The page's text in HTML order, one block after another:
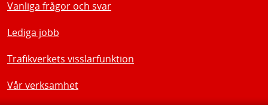
Vanliga frågor och svar
Lediga jobb
Trafikverkets visslarfunktion
Vår verksamhet